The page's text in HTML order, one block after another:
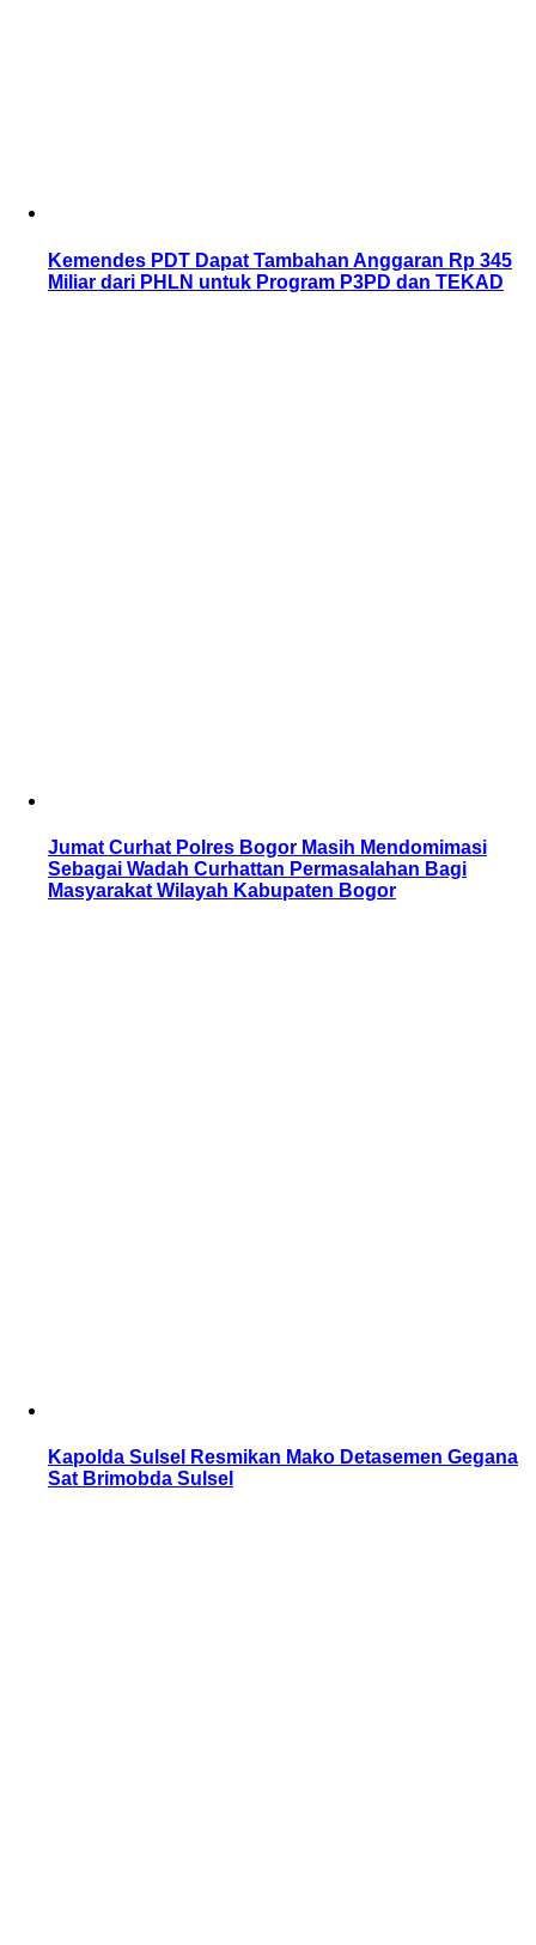
Kemendes PDT Dapat Tambahan Anggaran Rp 345
Miliar dari PHLN untuk Program P3PD dan TEKAD
Jumat Curhat Polres Bogor Masih Mendomimasi
Sebagai Wadah Curhattan Permasalahan Bagi
Masyarakat Wilayah Kabupaten Bogor
Kapolda Sulsel Resmikan Mako Detasemen Gegana
Sat Brimobda Sulsel